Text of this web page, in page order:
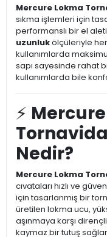
Mercure Lokma
sıkma işlemleri için
performanslı bir el
uzunlukölçüleriyle
kullanımlarda
sapı sayesinde rahat
kullanımlarda bile
⚡
Nedir?
Mercure Lokma
cıvataları hızlı ve
için tasarlanmış bir
üretilen lokma ucu,
aşınmaya karşı
kaymaz bir tutuş